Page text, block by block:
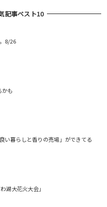
記事ベスト10
8/26
も
い暮らしと香りの売場」ができてる
湖大花火大会」